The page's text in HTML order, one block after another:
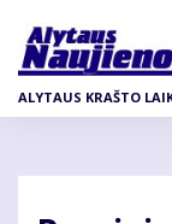
pagrindinį
turinį
ALYTAUS KRAŠTO